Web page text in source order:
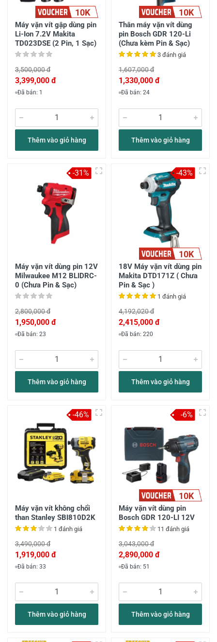
10K
Máy vặn vít gập dùng pin
Li-Ion 7.2V Makita
TD023DSE (2 Pin, 1 Sạc)
3,500,000 đ
3,399,000 đ
Đã bán: 1
Thêm vào giỏ hàng
10K
Thân máy vặn vít dùng
pin Bosch GDR 120-Li
(Chưa kèm Pin & Sạc)
3 đánh giá
1,607,000 đ
1,330,000 đ
Đã bán: 24
Thêm vào giỏ hàng
Máy vặn vít dùng pin 12V
Milwaukee M12 BLIDRC-
0 (Chưa Pin & Sạc)
2,800,000 đ
1,950,000 đ
Đã bán: 23
Thêm vào giỏ hàng
-31%
10K
18V Máy vặn vít dùng pin
Makita DTD171Z ( Chưa
Pin & Sạc )
1 đánh giá
4,192,020 đ
2,415,000 đ
Đã bán: 220
Thêm vào giỏ hàng
-43%
Máy vặn vít không chổi
than Stanley SBI810D2K
1 đánh giá
3,490,000 đ
1,919,000 đ
Đã bán: 33
Thêm vào giỏ hàng
-46%
10K
Máy vặn vít dùng pin
Bosch GDR 120-LI 12V
11 đánh giá
3,043,000 đ
2,890,000 đ
Đã bán: 51
Thêm vào giỏ hàng
-6%